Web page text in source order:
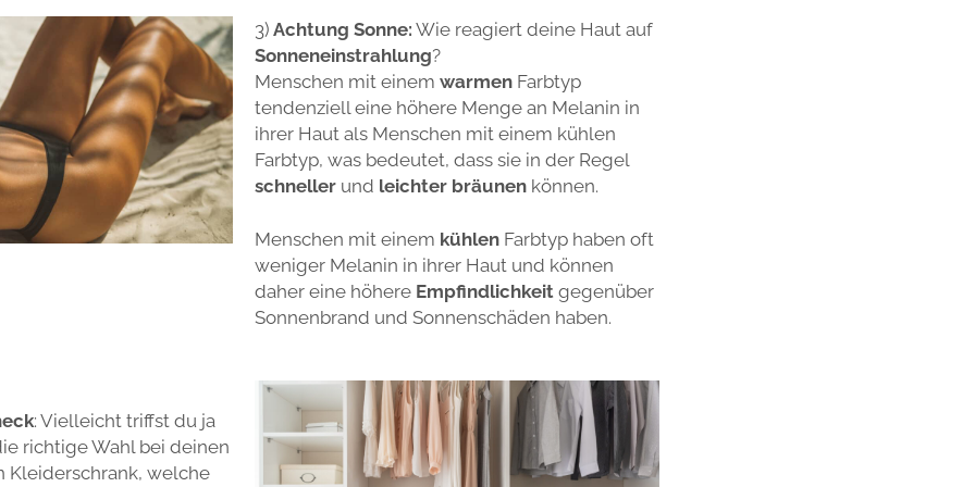
3) Achtung Sonne: Wie reagiert deine Haut auf
Sonneneinstrahlung?
Menschen mit einem warmen Farbtyp
tendenziell eine höhere Menge an Melanin in
ihrer Haut als Menschen mit einem kühlen
Farbtyp, was bedeutet, dass sie in der Regel
schneller und leichter bräunen können.
Menschen mit einem kühlen Farbtyp haben oft
weniger Melanin in ihrer Haut und können
daher eine höhere Empfindlichkeit gegenüber
Sonnenbrand und Sonnenschäden haben.
: Vielleicht triffst du ja
richtige Wahl bei deinen
Kleiderschrank, welche